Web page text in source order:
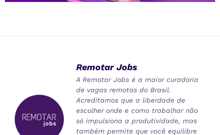
Remotar Jobs
A Remotar Jobs é a maior curadoria
de vagas remotas do Brasil.
Acreditamos que a liberdade de
escolher onde e como trabalhar não
só impulsiona a produtividade, mas
também permite que você equilibre